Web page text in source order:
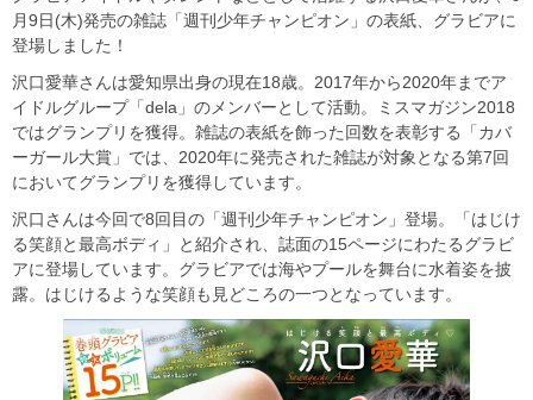
月9日(木)発売の雑誌「週刊少年チャンピオン」の表紙、グラビアに
登場しました！
沢口愛華さんは愛知県出身の現在18歳。2017年から2020年までア
イドルグループ「dela」のメンバーとして活動。ミスマガジン2018
ではグランプリを獲得。雑誌の表紙を飾った回数を表彰する「カバ
ーガール大賞」では、2020年に発売された雑誌が対象となる第7回
においてグランプリを獲得しています。
沢口さんは今回で8回目の「週刊少年チャンピオン」登場。「はじけ
る笑顔と最高ボディ」と紹介され、誌面の15ページにわたるグラビ
アに登場しています。グラビアでは海やプールを舞台に水着姿を披
露。はじけるような笑顔も見どころの一つとなっています。